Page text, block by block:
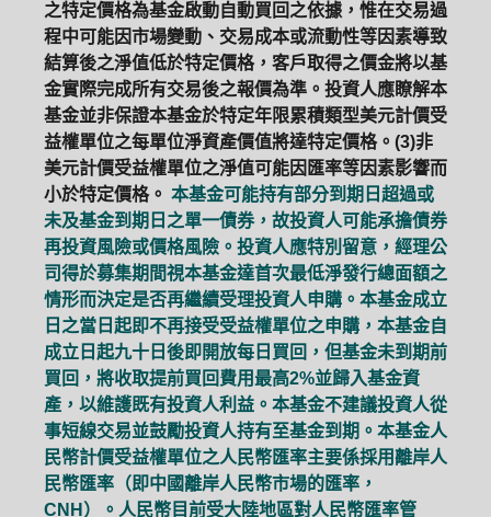
之特定價格為基金啟動自動買回之依據，惟在交易過
程中可能因市場變動、交易成本或流動性等因素導致
結算後之淨值低於特定價格，客戶取得之價金將以基
金實際完成所有交易後之報價為準。投資人應瞭解本
基金並非保證本基金於特定年限累積類型美元計價受
益權單位之每單位淨資產價值將達特定價格。(3)非
美元計價受益權單位之淨值可能因匯率等因素影響而
小於特定價格。 本基金可能持有部分到期日超過或
未及基金到期日之單一債券，故投資人可能承擔債券
再投資風險或價格風險。投資人應特別留意，經理公
司得於募集期間視本基金達首次最低淨發行總面額之
情形而決定是否再繼續受理投資人申購。本基金成立
日之當日起即不再接受受益權單位之申購，本基金自
成立日起九十日後即開放每日買回，但基金未到期前
買回，將收取提前買回費用最高2%並歸入基金資
產，以維護既有投資人利益。本基金不建議投資人從
事短線交易並鼓勵投資人持有至基金到期。本基金人
民幣計價受益權單位之人民幣匯率主要係採用離岸人
民幣匯率（即中國離岸人民幣市場的匯率，
CNH）。人民幣目前受大陸地區對人民幣匯率管